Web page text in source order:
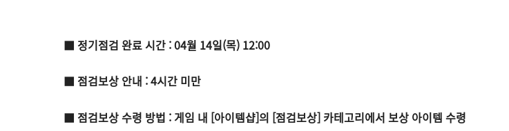
■ 정기점검 완료 시간 : 04월 14일(목) 12:00
■ 점검보상 안내 : 4시간 미만
■ 점검보상 수령 방법 : 게임 내 [아이템샵]의 [점검보상] 카테고리에서 보상 아이템 수령